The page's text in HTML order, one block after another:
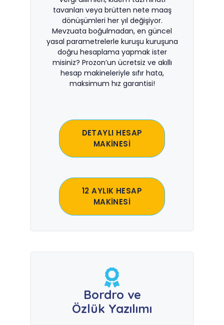
tavanları veya brütten nete maaş
dönüşümleri her yıl değişiyor.
Mevzuata boğulmadan, en güncel
yasal parametrelerle kuruşu kuruşuna
doğru hesaplama yapmak ister
misiniz? Prozon’un ücretsiz ve akıllı
hesap makineleriyle sıfır hata,
maksimum hız garantisi!
DETAYLI HESAP
MAKİNESİ
12 AYLIK HESAP
MAKİNESİ
Bordro ve
Özlük Yazılımı